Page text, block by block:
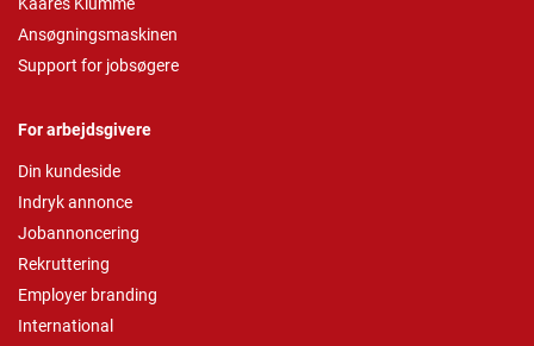
Ansøgningsmaskinen
Support for jobsøgere
For arbejdsgivere
Din kundeside
Indryk annonce
Jobannoncering
Rekruttering
Employer branding
International